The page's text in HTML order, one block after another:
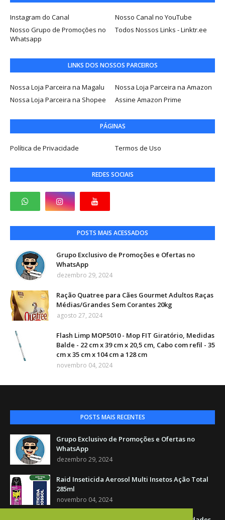
Instagram do Canal
Nosso Canal no YouTube
Nosso Grupo de Promoções no
Whatsapp
Todos Nossos Links - Linktr.ee
LINKS DOS NOSSOS PARCEIROS
Nossa Loja Parceira na Magalu
Nossa Loja Parceira na Amazon
Nossa Loja Parceira na Shopee
Assine Amazon Prime
PÁGINAS
Política de Privacidade Termos de Uso
REDES SOCIAIS
POSTS MAIS ACESSADOS
Grupo Exclusivo de Promoções e Ofertas no
WhatsApp
dezembro 29, 2024
Ração Quatree para Cães Gourmet Adultos Raças
Médias/Grandes Sem Corantes 20kg
agosto 27, 2024
Flash Limp MOP5010 - Mop FIT Giratório, Medidas
Balde - 22 cm x 39 cm x 20,5 cm, Cabo com refil - 35
cm x 35 cm x 104 cm a 128 cm
novembro 04, 2024
POSTS MAIS RECENTES
Grupo Exclusivo de Promoções e Ofertas no
WhatsApp
dezembro 29, 2024
Raid Inseticida Aerosol Multi Insetos Ação Total
285ml
novembro 04, 2024